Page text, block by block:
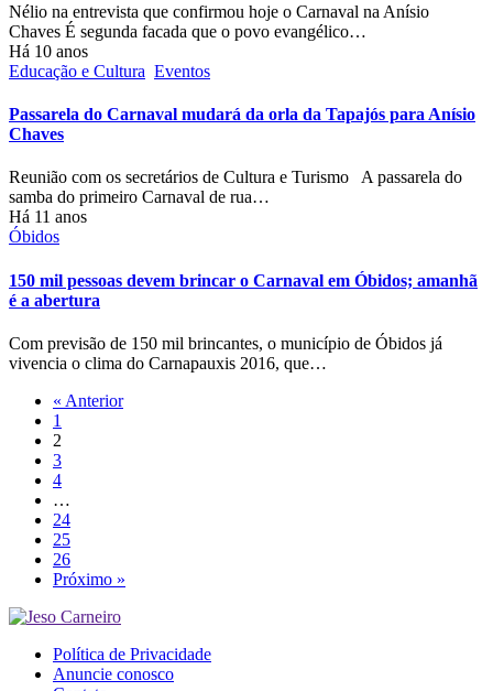
Nélio na entrevista que confirmou hoje o Carnaval na Anísio
Chaves É segunda facada que o povo evangélico…
Há 10 anos
Educação e Cultura Eventos
Passarela do Carnaval mudará da orla da Tapajós para Anísio
Chaves
Reunião com os secretários de Cultura e Turismo A passarela do
samba do primeiro Carnaval de rua…
Há 11 anos
Óbidos
150 mil pessoas devem brincar o Carnaval em Óbidos; amanhã
é a abertura
Com previsão de 150 mil brincantes, o município de Óbidos já
vivencia o clima do Carnapauxis 2016, que…
« Anterior
1
2
3
4
…
24
25
26
Próximo »
Política de Privacidade
Anuncie conosco